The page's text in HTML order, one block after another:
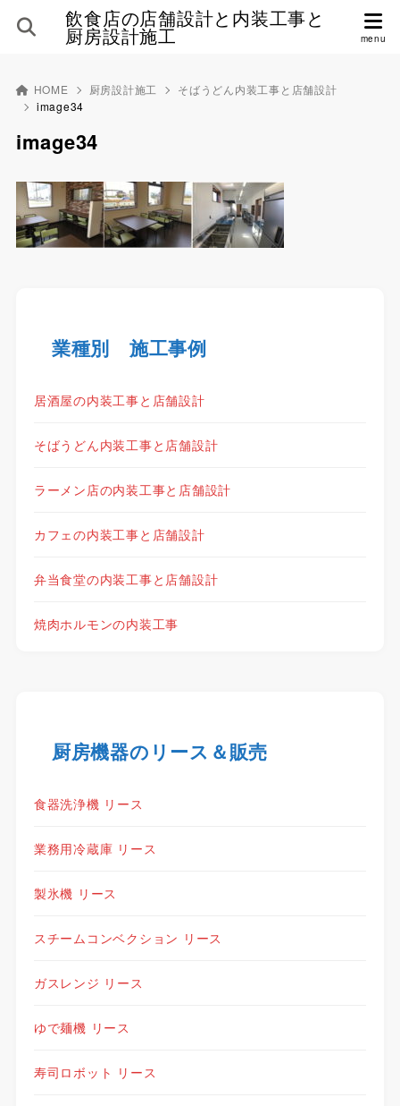
飲食店の店舗設計と内装工事と
厨房設計施工
HOME 厨房設計施工
そばうどん内装工事と店舗設計
image34
image34
業種別 施工事例
居酒屋の内装工事と店舗設計
そばうどん内装工事と店舗設計
ラーメン店の内装工事と店舗設計
カフェの内装工事と店舗設計
弁当食堂の内装工事と店舗設計
焼肉ホルモンの内装工事
厨房機器のリース＆販売
食器洗浄機 リース
業務用冷蔵庫 リース
製氷機 リース
スチームコンベクション リース
ガスレンジ リース
ゆで麺機 リース
寿司ロボット リース